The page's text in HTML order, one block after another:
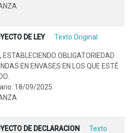
DE LEY Texto Original
OBLIGATORIEDAD
EN ENVASES EN LOS QUE ESTÉ
18/09/2025
DE DECLARACION
Texto